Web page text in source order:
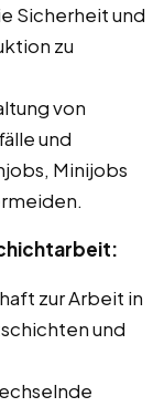
Sicherheit und
zu
von
und
Minijobs
zur Arbeit in
und